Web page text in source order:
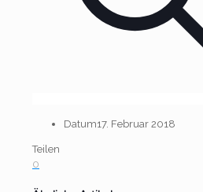
Datum17. Februar 2018
Teilen
0